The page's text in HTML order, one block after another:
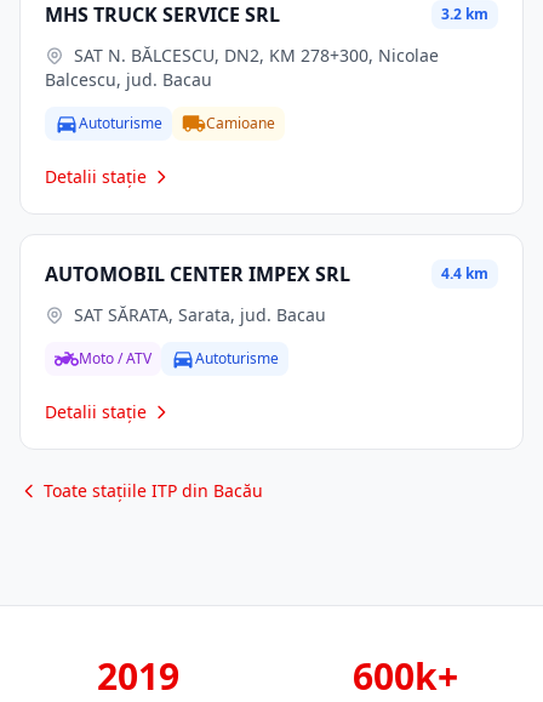
MHS TRUCK SERVICE SRL 3.2 km
Balcescu, jud. Bacau
Autoturisme Camioane
Detalii stație
AUTOMOBIL CENTER IMPEX SRL 4.4 km
SAT SĂRATA, Sarata, jud. Bacau
Moto / ATV Autoturisme
Detalii stație
Toate stațiile ITP din Bacău
2019 600k+